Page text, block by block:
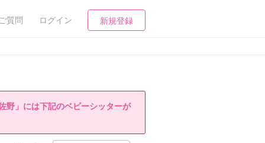
質問 ログイン 新規登録
野」には下記のベビーシッターが